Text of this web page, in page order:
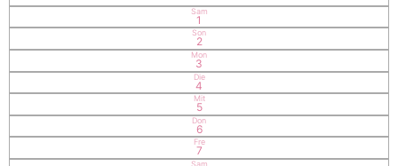
Sam
1
Son
2
Mon
3
Die
4
Mit
5
Don
6
Fre
7
Sam